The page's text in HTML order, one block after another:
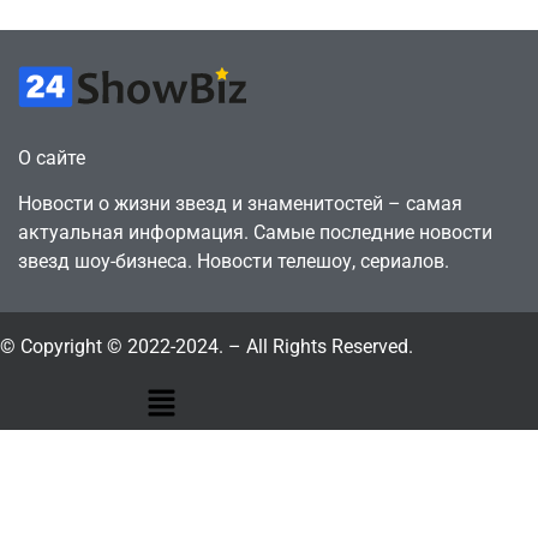
О сайте
Новости о жизни звезд и знаменитостей – самая
актуальная информация. Самые последние новости
звезд шоу-бизнеса. Новости телешоу, сериалов.
© Copyright © 2022-2024. – All Rights Reserved.